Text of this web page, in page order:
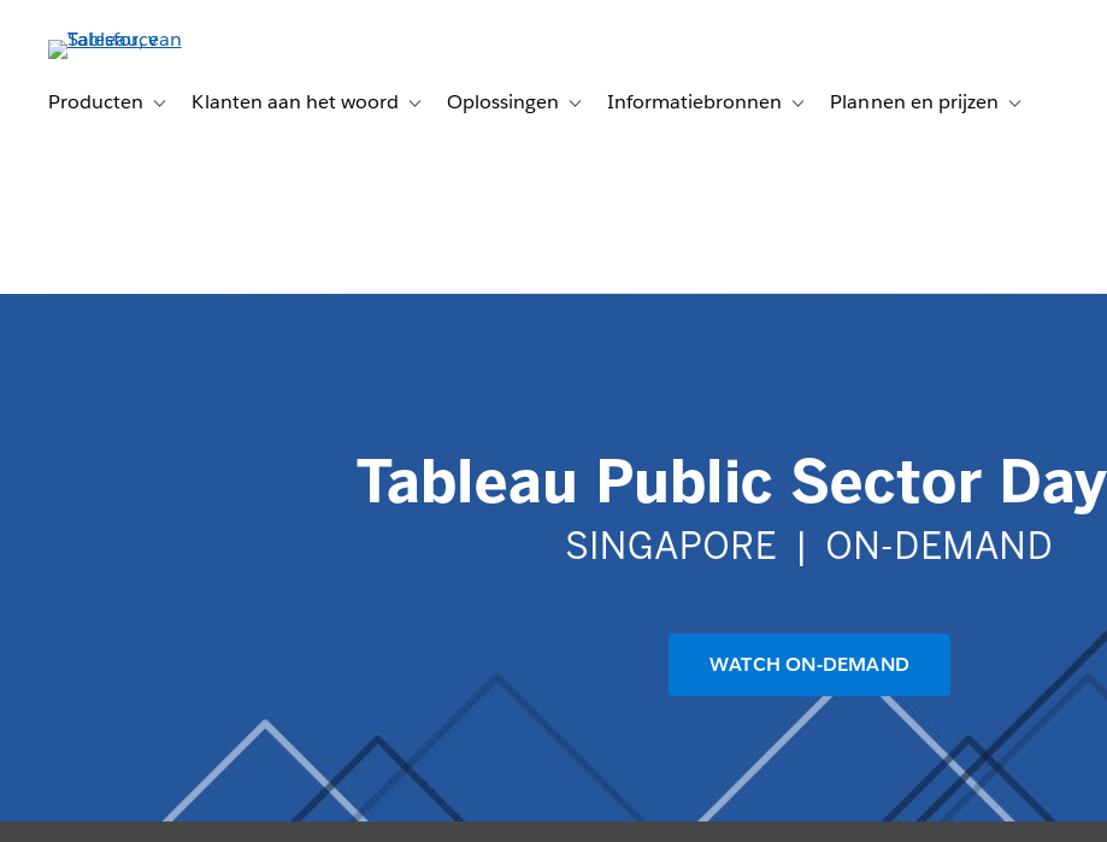
Producten
Toggle sub-navigation for Producten
Klanten aan het woord Toggle sub-navigation for Klanten aan het woord
Oplossingen Toggle sub-navigation for Oplossingen
Informatiebronnen Toggle sub-navigation for Informatiebronnen
Plannen en prijzen Toggle sub-
WATCH ON-DEMAND